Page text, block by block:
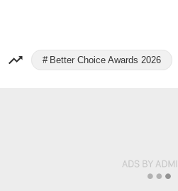
Better Choice Awards 2026